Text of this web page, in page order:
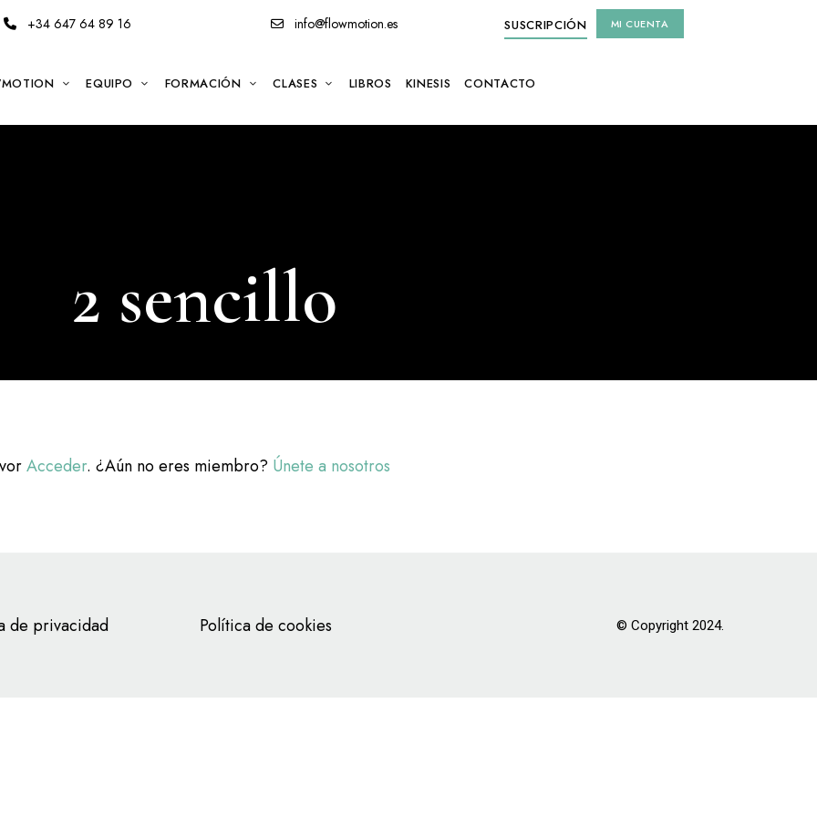
+34 647 64 89 16 info@flowmotion.es SUSCRIPCIÓN MI CUENTA
EQUIPO FORMACIÓN CLASES LIBROS KINESIS CONTACTO
2 sencillo
Acceder. ¿Aún no eres miembro? Únete a nosotros
de privacidad Política de cookies © Copyright 2024.